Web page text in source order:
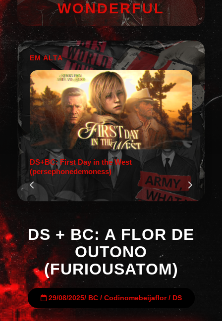
WONDERFUL
EM ALTA
DS+BC: First Day in the West
(persephonedemoness)
DS + BC: A FLOR DE
OUTONO
(FURIOUSATOM)
29/08/2025/ BC/ Codinomebeijaflor/ DS